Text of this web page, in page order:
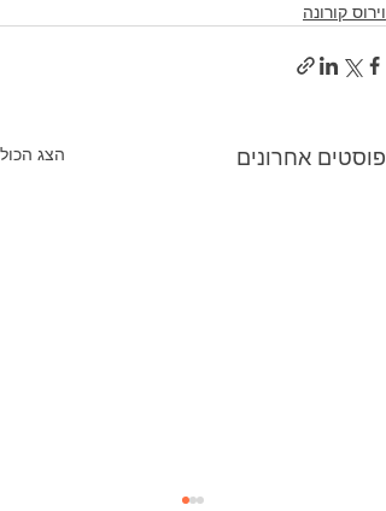
וירוס קורונה
פוסטים אחרונים הצג הכול